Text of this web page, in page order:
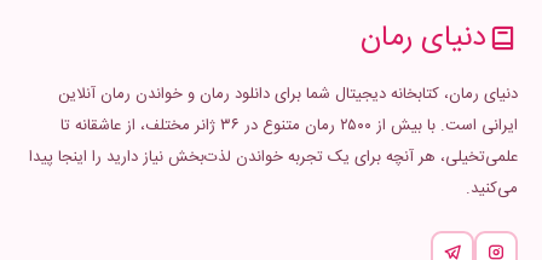
دنیای رمان
دنیای رمان، کتابخانه دیجیتال شما برای دانلود رمان و خواندن رمان آنلاین
ایرانی است. با بیش از ۲۵۰۰ رمان متنوع در ۳۶ ژانر مختلف، از عاشقانه تا
علمی‌تخیلی، هر آنچه برای یک تجربه خواندن لذت‌بخش نیاز دارید را اینجا پیدا
می‌کنید.